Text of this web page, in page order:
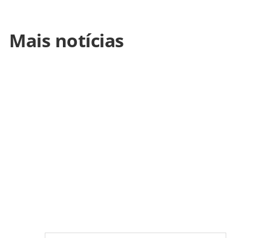
https://www.panrotas.com.br/destinos/parques-
tematicos/2026/07/disneyland-resort-da-as-boas-vindas-
Mais notícias